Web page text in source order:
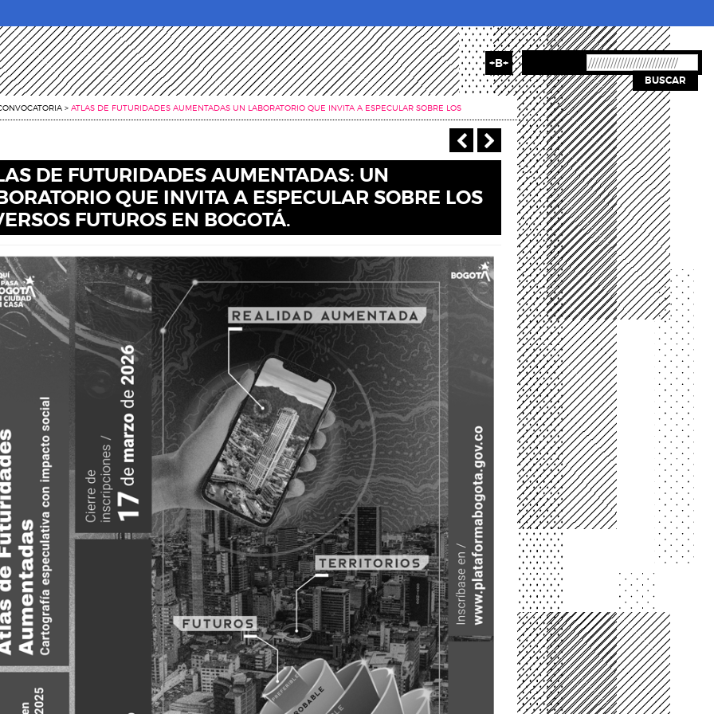
BUSCAR
+B+
> ATLAS DE FUTURIDADES AUMENTADAS UN LABORATORIO QUE INVITA A ESPECULAR SOBRE LOS
‹ AnteriorSiguiente >
DE FUTURIDADES AUMENTADAS: UN
QUE INVITA A ESPECULAR SOBRE LOS
FUTUROS EN BOGOTÁ.